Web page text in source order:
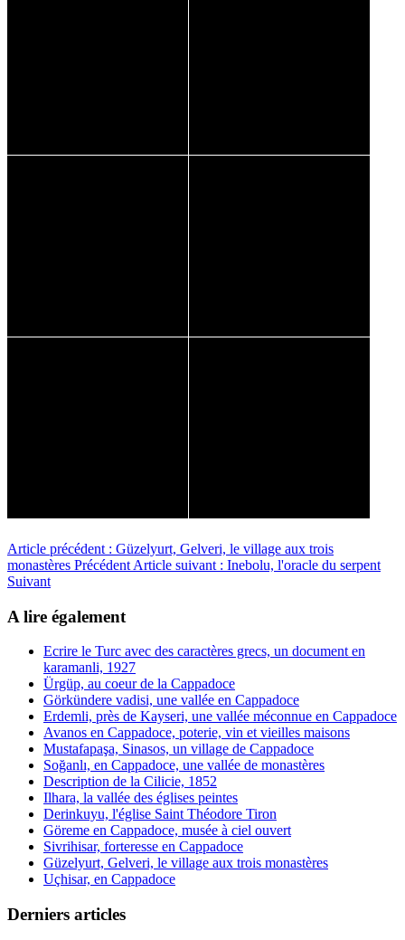
Article précédent : Güzelyurt, Gelveri, le village aux trois
monastères Précédent Article suivant : Inebolu, l'oracle du serpent
Suivant
A lire également
Ecrire le Turc avec des caractères grecs, un document en
karamanli, 1927
Ürgüp, au coeur de la Cappadoce
Görkündere vadisi, une vallée en Cappadoce
Erdemli, près de Kayseri, une vallée méconnue en Cappadoce
Avanos en Cappadoce, poterie, vin et vieilles maisons
Mustafapaşa, Sinasos, un village de Cappadoce
Soğanlı, en Cappadoce, une vallée de monastères
Description de la Cilicie, 1852
Ilhara, la vallée des églises peintes
Derinkuyu, l'église Saint Théodore Tiron
Göreme en Cappadoce, musée à ciel ouvert
Sivrihisar, forteresse en Cappadoce
Güzelyurt, Gelveri, le village aux trois monastères
Uçhisar, en Cappadoce
Derniers articles